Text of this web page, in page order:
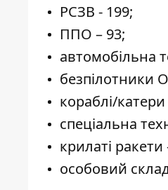
РСЗВ - 199;
ППО – 93;
автомобільна
безпілотники
кораблі/катери
спеціальна
крилаті ракети
особовий